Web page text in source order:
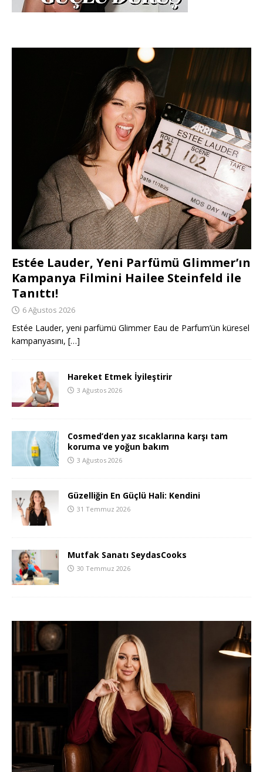
Estée Lauder, Yeni Parfümü Glimmer’ın
Kampanya Filmini Hailee Steinfeld ile
Tanıttı!
6 Ağustos 2026
Estée Lauder, yeni parfümü Glimmer Eau de Parfum’ün küresel
kampanyasını, […]
Hareket Etmek İyileştirir
3 Ağustos 2026
Cosmed’den yaz sıcaklarına karşı tam
koruma ve yoğun bakım
3 Ağustos 2026
Güzelliğin En Güçlü Hali: Kendini
31 Temmuz 2026
Mutfak Sanatı SeydasCooks
30 Temmuz 2026